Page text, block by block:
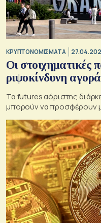
KΡΥΠΤΟΝΟΜΙΣΜΑΤΑ
Οι στοιχηματικές
ριψοκίνδυνη
Τα futures αόριστης
μπορούν να προσφέρουν